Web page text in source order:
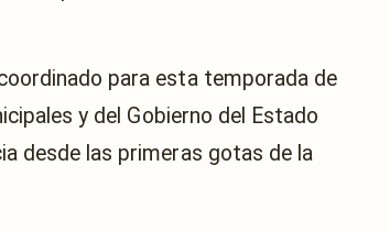
para esta temporada de
y del Gobierno del Estado
desde las primeras gotas de la